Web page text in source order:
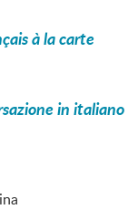
à la carte
in italiano